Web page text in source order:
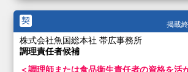
契 掲載
株式会社魚国総本社 帯広事務所
調理責任者候補
＜調理師または食品衛生責任者の資格を活